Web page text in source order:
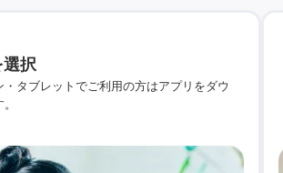
択
・タブレットでご利用の方はアプリをダウ